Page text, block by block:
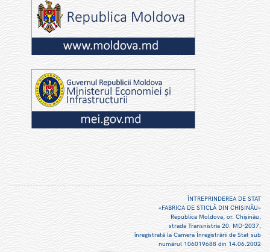
ÎNTREPRINDEREA DE STAT
«FABRICA DE STICLĂ DIN CHIŞINĂU»
Republica Moldova, or. Chişinău,
strada Transnistria 20. MD-2037,
înregistrată la Camera Înregistrării de Stat sub
numărul 106019688 din 14.06.2002